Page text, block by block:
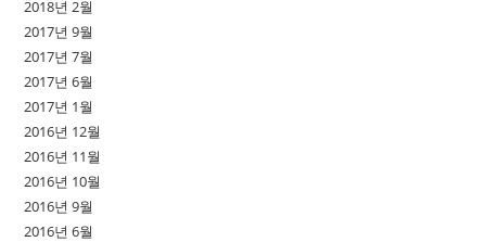
2018년 2월
2017년 9월
2017년 7월
2017년 6월
2017년 1월
2016년 12월
2016년 11월
2016년 10월
2016년 9월
2016년 6월